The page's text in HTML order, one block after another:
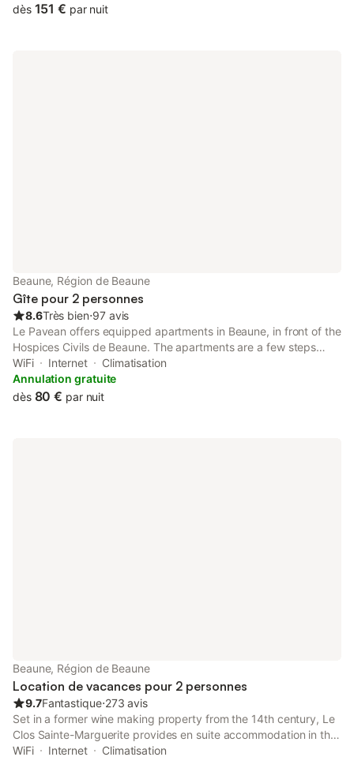
dès 151 € par nuit
Beaune, Région de Beaune
Gîte pour 2 personnes
8.6Très bien⋅97 avis
Le Pavean offers equipped apartments in Beaune, in front of the
Hospices Civils de Beaune. The apartments are a few steps
from Beaune Exhibition Centre. The units are fitted with a
kitchen with a dishwasher and oven. A flat-screen TV is
featured.
WiFi Internet
Climatisation
Annulation gratuite
dès 80 € par nuit
Beaune, Région de Beaune
Location de vacances pour 2 personnes
9.7Fantastique⋅273 avis
Set in a former wine making property from the 14th century, Le
Clos Sainte-Marguerite provides en suite accommodation in the
wine capital of Burgundy.
WiFi Internet Climatisation